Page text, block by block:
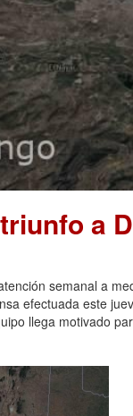
a
semanal a
efectuada este
llega motivado